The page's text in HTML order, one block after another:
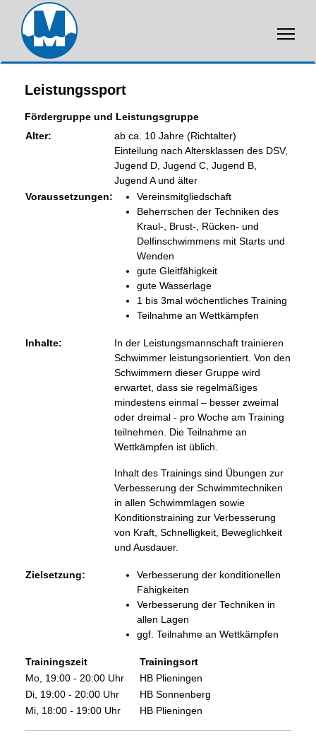
Leistungssport
Fördergruppe und Leistungsgruppe
Alter:
ab ca. 10 Jahre (Richtalter)
Einteilung nach Altersklassen des DSV,
Jugend D, Jugend C, Jugend B,
Jugend A und älter
Voraussetzungen:
Vereinsmitgliedschaft
Beherrschen der Techniken des
Kraul-, Brust-, Rücken- und
Delfinschwimmens mit Starts und
Wenden
gute Gleitfähigkeit
gute Wasserlage
1 bis 3mal wöchentliches Training
Teilnahme an Wettkämpfen
Inhalte:
In der Leistungsmannschaft trainieren
Schwimmer leistungsorientiert. Von den
Schwimmern dieser Gruppe wird
erwartet, dass sie regelmäßiges
mindestens einmal – besser zweimal
oder dreimal - pro Woche am Training
teilnehmen. Die Teilnahme an
Wettkämpfen ist üblich.
Inhalt des Trainings sind Übungen zur
Verbesserung der Schwimmtechniken
in allen Schwimmlagen sowie
Konditionstraining zur Verbesserung
von Kraft, Schnelligkeit, Beweglichkeit
und Ausdauer.
Zielsetzung:
Verbesserung der konditionellen
Fähigkeiten
Verbesserung der Techniken in
allen Lagen
ggf. Teilnahme an Wettkämpfen
Trainingszeit
Trainingsort
Mo, 19:00 - 20:00 Uhr
HB Plieningen
Di, 19:00 - 20:00 Uhr
HB Sonnenberg
Mi, 18:00 - 19:00 Uhr
HB Plieningen